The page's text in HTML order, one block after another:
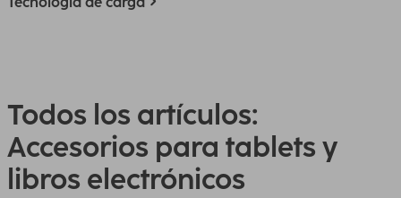
Todos los artículos:
Accesorios para tablets y
libros electrónicos